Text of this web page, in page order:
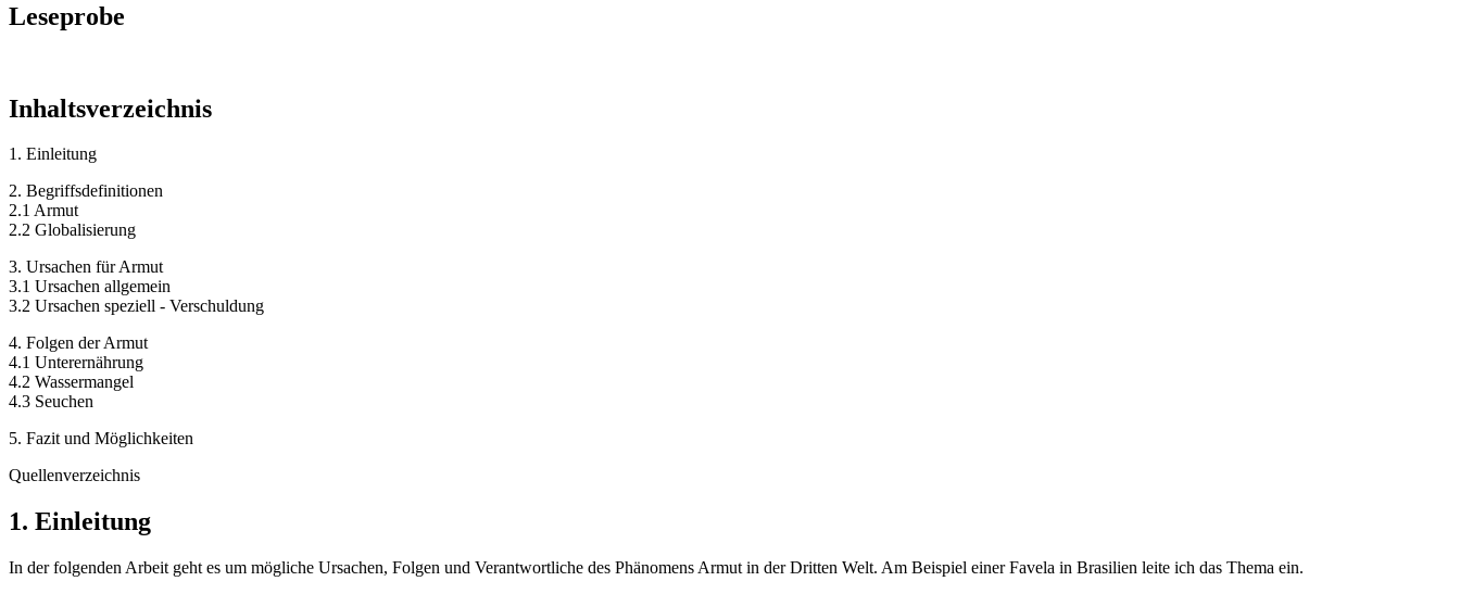
Leseprobe
Inhaltsverzeichnis
1. Einleitung
2. Begriffsdefinitionen
2.1 Armut
2.2 Globalisierung
3. Ursachen für Armut
3.1 Ursachen allgemein
3.2 Ursachen speziell - Verschuldung
4. Folgen der Armut
4.1 Unterernährung
4.2 Wassermangel
4.3 Seuchen
5. Fazit und Möglichkeiten
Quellenverzeichnis
1. Einleitung
In der folgenden Arbeit geht es um mögliche Ursachen, Folgen und Verantwortliche des Phänomens Armut in der Dritten Welt. Am Beispiel einer Favela in Brasilien leite ich das Thema ein.